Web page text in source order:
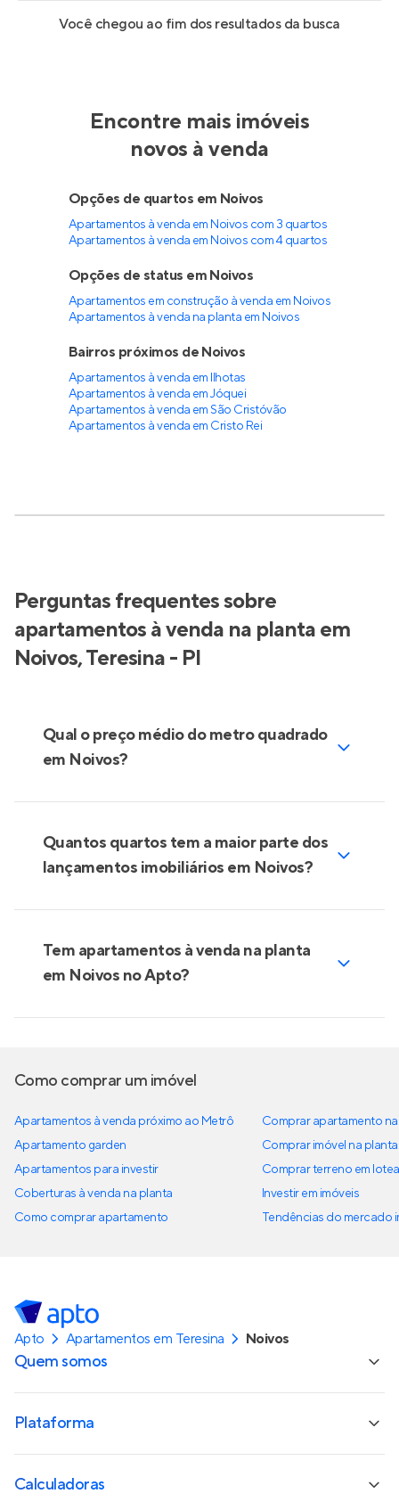
Você chegou ao fim dos resultados da busca
Encontre mais imóveis
novos à venda
Opções de quartos em Noivos
Apartamentos à venda em Noivos com 3 quartos
Apartamentos à venda em Noivos com 4 quartos
Opções de status em Noivos
Apartamentos em construção à venda em Noivos
Apartamentos à venda na planta em Noivos
Bairros próximos de Noivos
Apartamentos à venda em Ilhotas
Apartamentos à venda em Jóquei
Apartamentos à venda em São Cristóvão
Apartamentos à venda em Cristo Rei
Perguntas frequentes sobre
apartamentos à venda na planta em
Noivos, Teresina - PI
Qual o preço médio do metro quadrado
em Noivos?
Quantos quartos tem a maior parte dos
lançamentos imobiliários em Noivos?
Tem apartamentos à venda na planta
em Noivos no Apto?
Como comprar um imóvel
Apartamentos à venda próximo ao Metrô
Apartamento garden
Apartamentos para investir
Coberturas à venda na planta
Como comprar apartamento
Comprar apartamento
Comprar imóvel na planta
Comprar terreno em
Investir em imóveis
Tendências do mercado
Apto Apartamentos em Teresina Noivos
Quem somos
Plataforma
Calculadoras